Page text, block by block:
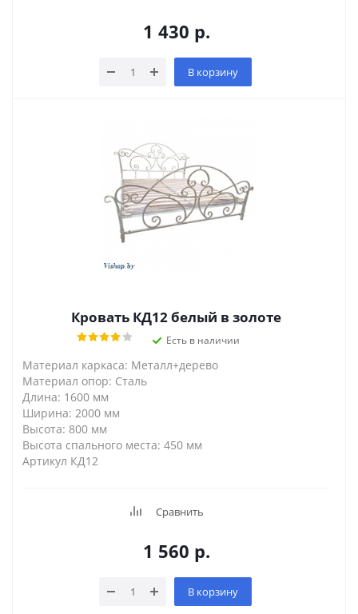
1 430 р.
В корзину
Кровать КД12 белый в золоте
Есть в наличии
Материал каркаса: Металл+дерево
Материал опор: Сталь
Длина: 1600 мм
Ширина: 2000 мм
Высота: 800 мм
Высота спального места: 450 мм
Артикул КД12
Сравнить
1 560 р.
В корзину